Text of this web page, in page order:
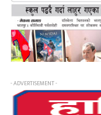
- ADVERTISEMENT -